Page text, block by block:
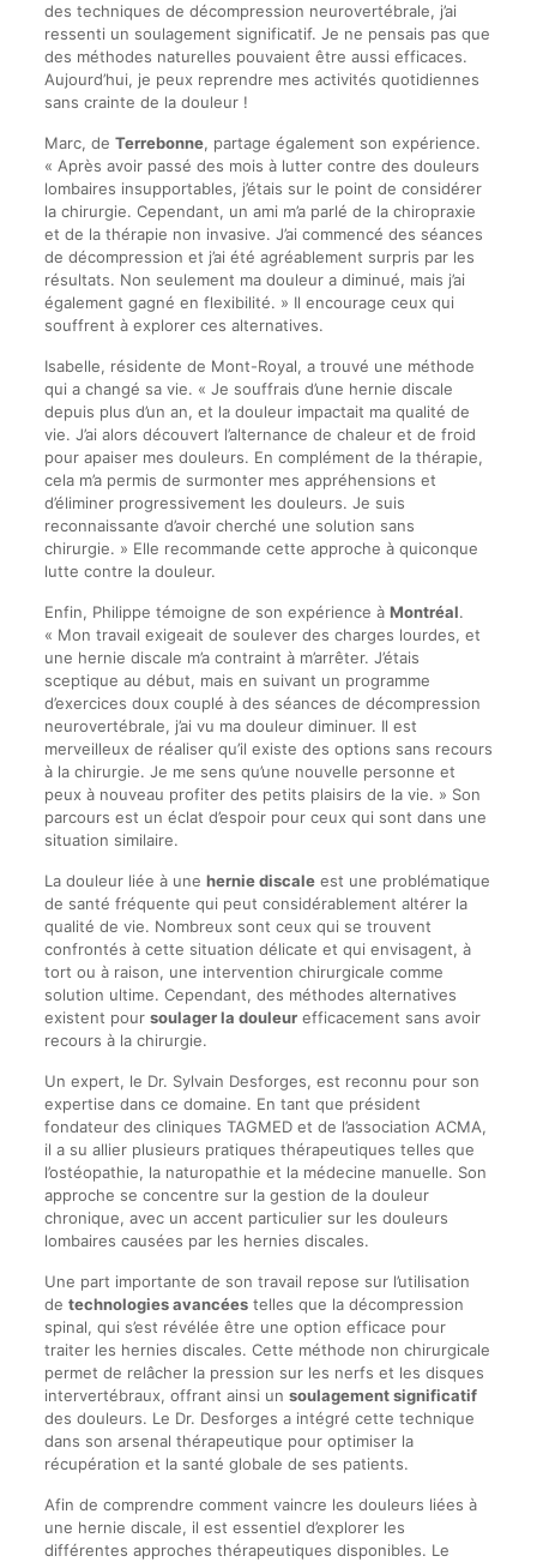
des techniques de décompression neurovertébrale, j’ai
ressenti un soulagement significatif. Je ne pensais pas que
des méthodes naturelles pouvaient être aussi efficaces.
Aujourd’hui, je peux reprendre mes activités quotidiennes
sans crainte de la douleur !
Marc, de Terrebonne, partage également son expérience.
« Après avoir passé des mois à lutter contre des douleurs
lombaires insupportables, j’étais sur le point de considérer
la chirurgie. Cependant, un ami m’a parlé de la chiropraxie
et de la thérapie non invasive. J’ai commencé des séances
de décompression et j’ai été agréablement surpris par les
résultats. Non seulement ma douleur a diminué, mais j’ai
également gagné en flexibilité. » Il encourage ceux qui
souffrent à explorer ces alternatives.
Isabelle, résidente de Mont-Royal, a trouvé une méthode
qui a changé sa vie. « Je souffrais d’une hernie discale
depuis plus d’un an, et la douleur impactait ma qualité de
vie. J’ai alors découvert l’alternance de chaleur et de froid
pour apaiser mes douleurs. En complément de la thérapie,
cela m’a permis de surmonter mes appréhensions et
d’éliminer progressivement les douleurs. Je suis
reconnaissante d’avoir cherché une solution sans
chirurgie. » Elle recommande cette approche à quiconque
lutte contre la douleur.
Enfin, Philippe témoigne de son expérience à Montréal.
« Mon travail exigeait de soulever des charges lourdes, et
une hernie discale m’a contraint à m’arrêter. J’étais
sceptique au début, mais en suivant un programme
d’exercices doux couplé à des séances de décompression
neurovertébrale, j’ai vu ma douleur diminuer. Il est
merveilleux de réaliser qu’il existe des options sans recours
à la chirurgie. Je me sens qu’une nouvelle personne et
peux à nouveau profiter des petits plaisirs de la vie. » Son
parcours est un éclat d’espoir pour ceux qui sont dans une
situation similaire.
La douleur liée à une hernie discaleest une problématique
de santé fréquente qui peut considérablement altérer la
qualité de vie. Nombreux sont ceux qui se trouvent
confrontés à cette situation délicate et qui envisagent, à
tort ou à raison, une intervention chirurgicale comme
solution ultime. Cependant, des méthodes alternatives
existent pour soulager la douleurefficacement sans avoir
recours à la chirurgie.
Un expert, le Dr. Sylvain Desforges, est reconnu pour son
expertise dans ce domaine. En tant que président
fondateur des cliniques TAGMED et de l’association ACMA,
il a su allier plusieurs pratiques thérapeutiques telles que
l’ostéopathie, la naturopathie et la médecine manuelle. Son
approche se concentre sur la gestion de la douleur
chronique, avec un accent particulier sur les douleurs
lombaires causées par les hernies discales.
Une part importante de son travail repose sur l’utilisation
de technologies avancéestelles que la décompression
spinal, qui s’est révélée être une option efficace pour
traiter les hernies discales. Cette méthode non chirurgicale
permet de relâcher la pression sur les nerfs et les disques
intervertébraux, offrant ainsi un soulagement significatif
des douleurs. Le Dr. Desforges a intégré cette technique
dans son arsenal thérapeutique pour optimiser la
récupération et la santé globale de ses patients.
Afin de comprendre comment vaincre les douleurs liées à
une hernie discale, il est essentiel d’explorer les
différentes approches thérapeutiques disponibles. Le